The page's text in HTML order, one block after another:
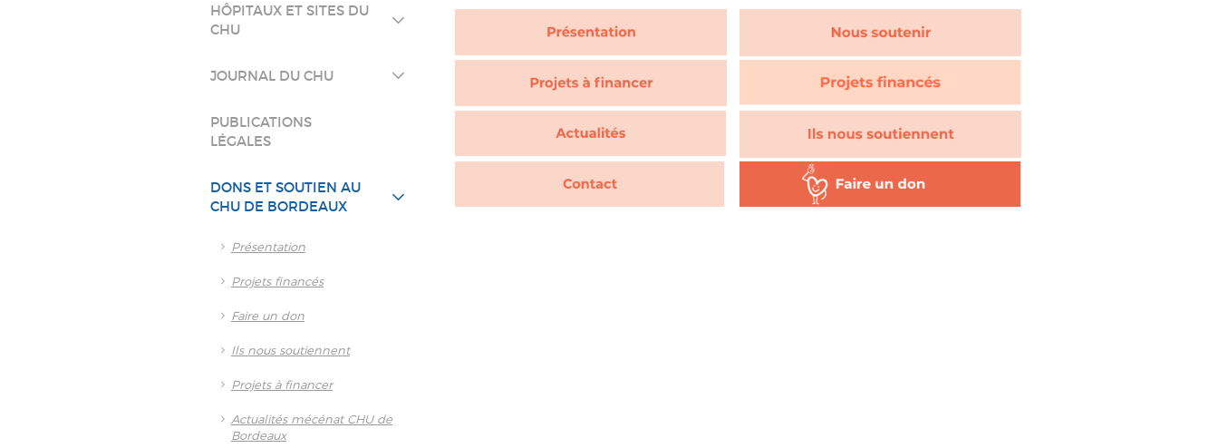
HÔPITAUX ET SITES DU
CHU
JOURNAL DU CHU
PUBLICATIONS
LÉGALES
DONS ET SOUTIEN AU
CHU DE BORDEAUX
Présentation
Projets financés
Faire un don
Ils nous soutiennent
Projets à financer
Actualités mécénat CHU de
Bordeaux